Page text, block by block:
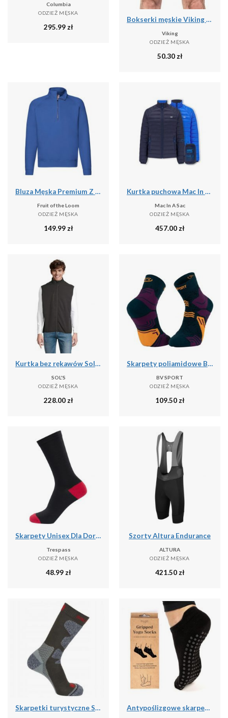
Columbia
ODZIEŻ MĘSKA
295.99 zł
Bokserki męskie Viking Bamboo Lockness, z włóknem bambusowym
Viking
ODZIEŻ MĘSKA
50.30zł
Bluza Męska Premium Z Zamkiem Błyskawicznym
Fruit of the Loom
ODZIEŻ MĘSKA
149.99zł
Kurtka puchowa Mac In A Sac
Mac In A Sac
ODZIEŻ MĘSKA
457.00zł
Kurtka bez rękawów Sol's Falcon Bw
SOL'S
ODZIEŻ MĘSKA
228.00zł
Skarpety poliamidowe BV Sport GR Mid
BV SPORT
ODZIEŻ MĘSKA
109.50zł
Skarpety Unisex Dla Dorosłych Solace (zestaw 5 Sztuk)
Trespass
ODZIEŻ MĘSKA
48.99zł
Szorty Altura Endurance
ALTURA
ODZIEŻ MĘSKA
421.50zł
Skarpetki turystyczne Salomon Exit Outdoor Antypoślizgowe skarpetki do jogi myga Grip Socks - XL